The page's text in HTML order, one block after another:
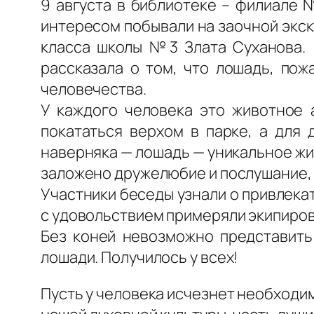
9 августа в библиотеке – филиале
интересом побывали на заочной
класса школы №3 Злата Суханова.
рассказала о том, что лошадь,
человечества.
У каждого человека это
покататься верхом в парке, а
наверняка — лошадь — уникальное
заложено дружелюбие и послушание,
Участники беседы узнали о
с удовольствием примеряли
Без коней невозможно
лошади. Получилось у всех!
Пусть у человека исчезнет